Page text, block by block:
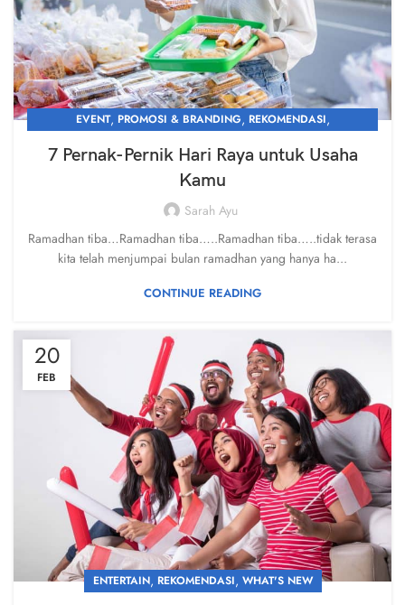
EVENT, PROMOSI & BRANDING, REKOMENDASI,
7 Pernak-Pernik Hari Raya untuk Usaha
Kamu
Sarah Ayu
Ramadhan tiba…Ramadhan tiba…..Ramadhan tiba…..tidak terasa
kita telah menjumpai bulan ramadhan yang hanya ha...
CONTINUE READING
20
FEB
ENTERTAIN, REKOMENDASI, WHAT'S NEW